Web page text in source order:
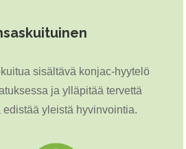
sisältävä konjac-hyytelö
ja ylläpitää tervettä
edistää yleistä hyvinvointia.